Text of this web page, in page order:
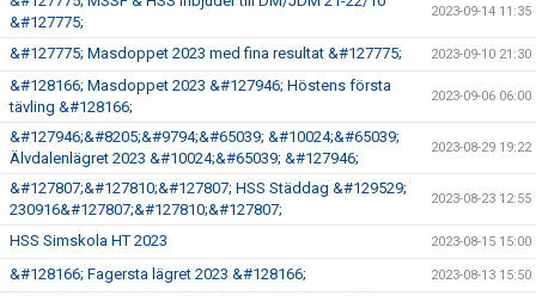
&#127775;
2023-09-14 11:35
&#127775; Masdoppet 2023 med fina resultat &#127775; 2023-09-10 21:30
&#128166; Masdoppet 2023 &#127946; Höstens första
tävling &#128166;
2023-09-06 06:00
&#127946;&#8205;&#9794;&#65039; &#10024;&#65039;
Älvdalenlägret 2023 &#10024;&#65039; &#127946;
2023-08-29 19:22
&#127807;&#127810;&#127807; HSS Städdag &#129529;
230916&#127807;&#127810;&#127807;
2023-08-23 12:55
HSS Simskola HT 2023 2023-08-15 15:00
&#128166; Fagersta lägret 2023 &#128166; 2023-08-13 15:50